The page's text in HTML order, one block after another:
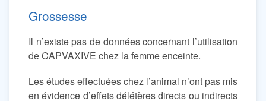
Grossesse
Il n’existe pas de données concernant l’utilisation
de CAPVAXIVE chez la femme enceinte.
Les études effectuées chez l’animal n’ont pas mis
en évidence d’effets délétères directs ou indirects